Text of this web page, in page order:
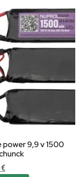
9,9 v 1500
€